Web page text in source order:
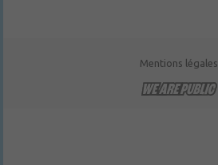
Mentions légales